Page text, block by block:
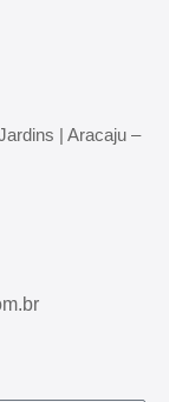
| Aracaju –